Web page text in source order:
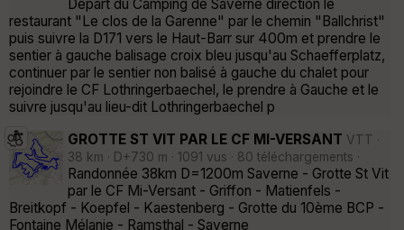
Départ du Camping de Saverne direction le
restaurant "Le clos de la Garenne" par le chemin "Ballchrist"
puis suivre la D171 vers le Haut-Barr sur 400m et prendre le
sentier à gauche balisage croix bleu jusqu'au Schaefferplatz,
continuer par le sentier non balisé à gauche du chalet pour
rejoindre le CF Lothringerbaechel, le prendre à Gauche et le
suivre jusqu'au lieu-dit Lothringerbaechel p
GROTTE ST VIT PAR LE CF MI-VERSANT VTT ·
38 km · D+730 m · 1091 vus · 80 téléchargements ·
Randonnée 38km D=1200m Saverne - Grotte St Vit
par le CF Mi-Versant - Griffon - Matienfels -
Breitkopf - Koepfel - Kaestenberg - Grotte du 10ème BCP -
Fontaine Mélanie - Ramsthal - Saverne